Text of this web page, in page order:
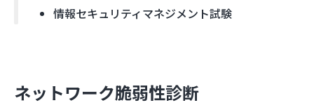
情報セキュリティマネジメント試験
ネットワーク脆弱性診断